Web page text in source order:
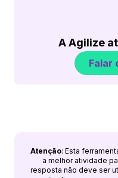
A Agilize
Falar
Atenção: Esta
a melhor atividade
resposta não deve ser